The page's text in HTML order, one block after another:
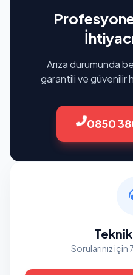
Arıza durumunda
garantili ve güvenilir
0850
Sorularınız için